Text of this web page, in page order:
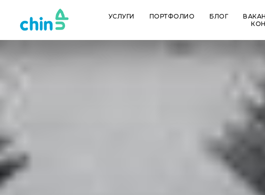
УСЛУГИ ПОРТФОЛИО БЛОГ